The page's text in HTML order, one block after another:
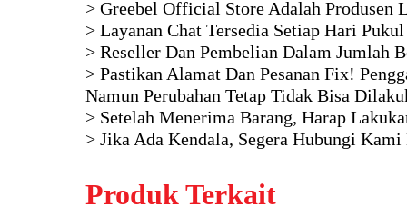
> Greebel Official Store Adalah Produsen
> Layanan Chat Tersedia Setiap Hari
> Reseller Dan Pembelian Dalam Jumlah
> Pastikan Alamat Dan Pesanan Fix!
Namun Perubahan Tetap Tidak Bisa
> Setelah Menerima Barang, Harap
> Jika Ada Kendala, Segera Hubungi
Produk Terkait